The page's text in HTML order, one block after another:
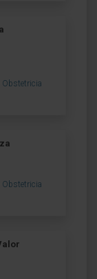
Obstetricia
Obstetricia